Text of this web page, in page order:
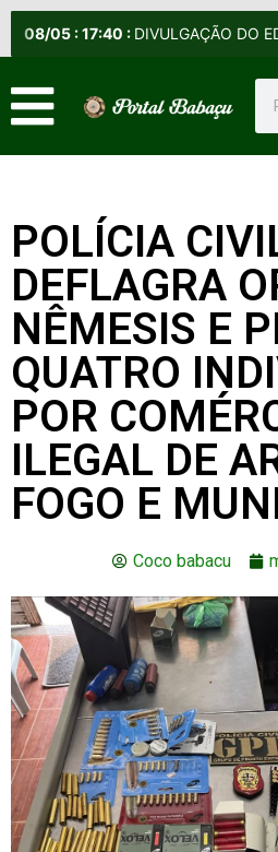
08/05 :17:40 : DIVULGAÇÃO DO EDITAL Nº 013/2026-DE (NORMAS E DIRETRIZES PARA O EXAME DE APTIDÃO
POLÍCIA
DEFLAGRA
NÊMESIS E
QUATRO
POR
ILEGAL DE
FOGO E
Coco babacu